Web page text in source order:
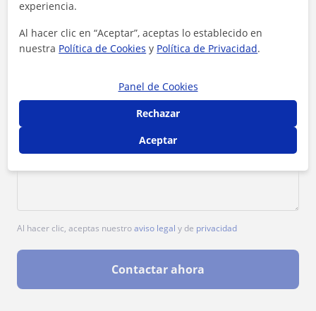
Al hacer clic, aceptas nuestroaviso legal y de privacidad
Contactar ahora
experiencia.
Al hacer clic en “Aceptar”, aceptas lo establecido en
nuestra Política de Cookies y Política de Privacidad.
Panel de Cookies
Rechazar
Aceptar